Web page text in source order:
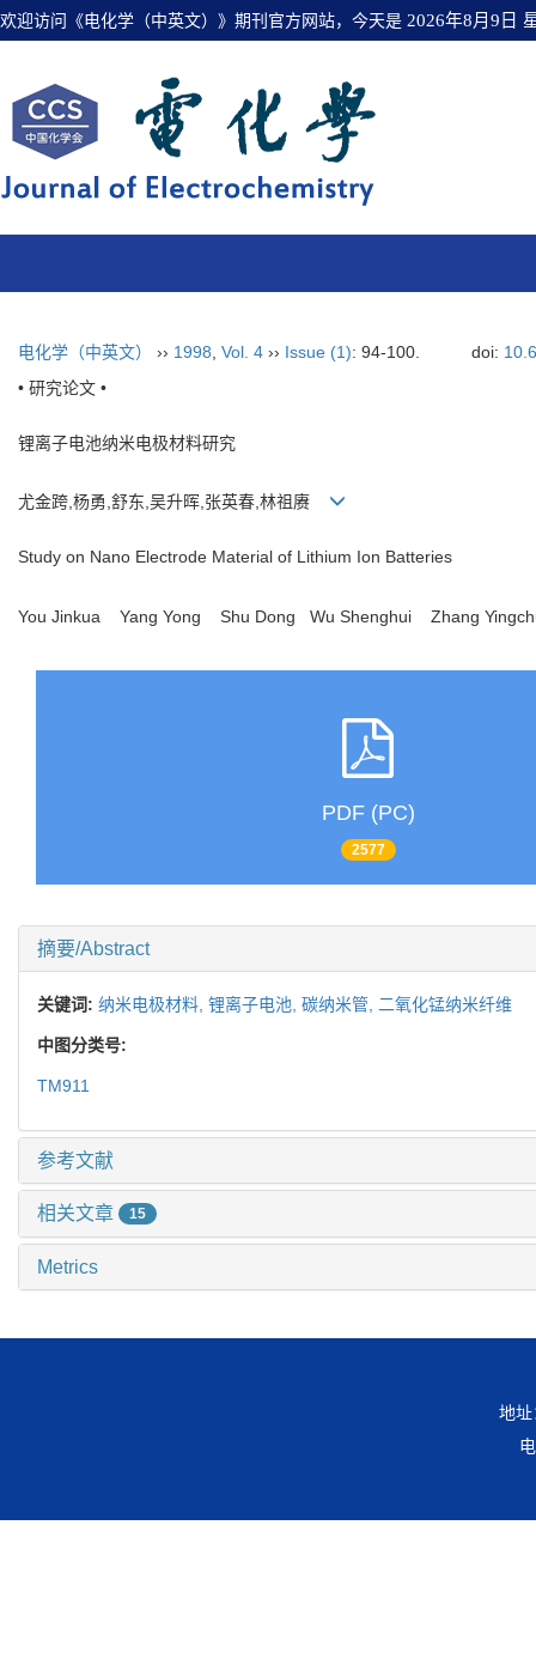
欢迎访问《电化学（中英文）》期刊官方网站，今天是 2026年8月9日
电化学（中英文） ›› 1998 Vol. 4 ›› Issue (1): 94-100. doi:
• 研究论文 •
锂离子电池纳米电极材料研究
尤金跨,杨勇,舒东,吴升晖,张英春,林祖赓
Study on Nano Electrode Material of Lithium Ion Batteries
You Jinkua Yang Yong Shu Dong Wu Shenghui Zhang
PDF (PC)
2577
摘要/Abstract
关键词: 纳米电极材料, 锂离子电池, 碳纳米管, 二氧化锰纳米纤维
中图分类号:
TM911
参考文献
相关文章 15
Metrics
地